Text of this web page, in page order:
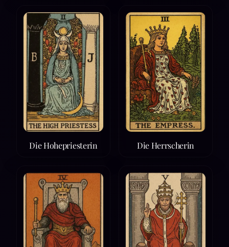
Die Hohepriesterin Die Herrscherin